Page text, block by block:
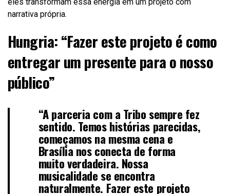
narrativa própria.
Hungria: “Fazer este projeto é como
entregar um presente para o nosso
público”
“A parceria com a Tribo sempre fez
sentido. Temos histórias parecidas,
começamos na mesma cena e
Brasília nos conecta de forma
muito verdadeira. Nossa
musicalidade se encontra
naturalmente. Fazer este projeto